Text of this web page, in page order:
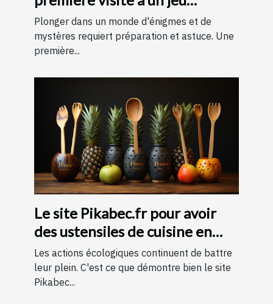
d'évasion : conseils et astuces
pour une expérience
mémorable
Plonger dans un monde d'énigmes et de
mystères requiert préparation et astuce. Une
première...
Le site Pikabec.fr pour avoir
des ustensiles de cuisine en
bois
Les actions écologiques continuent de battre
leur plein. C'est ce que démontre bien le site
Pikabec...